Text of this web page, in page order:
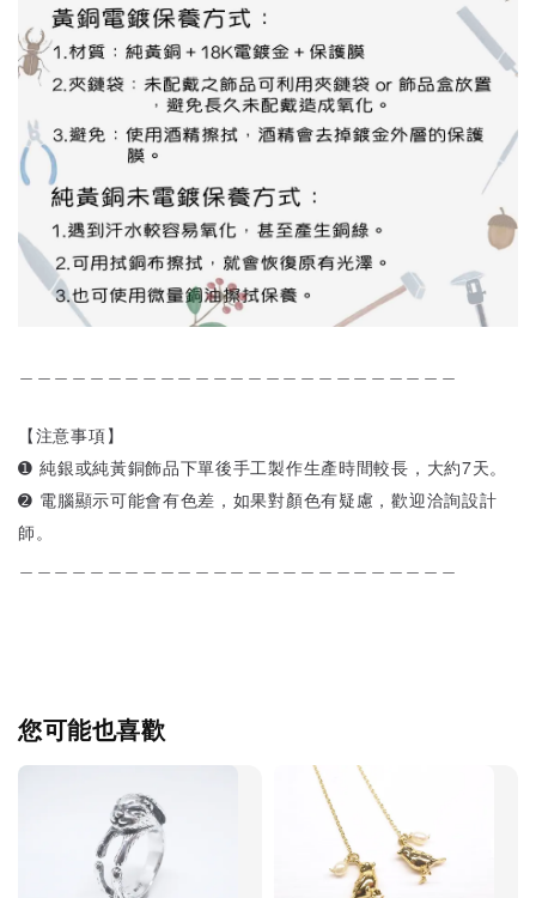
【注意事項】
➊ 純銀或純黃銅飾品下單後手工製作生產時間較長，大約7天。
➋ 電腦顯示可能會有色差，如果對顏色有疑慮，歡迎洽詢設計
師。
您可能也喜歡